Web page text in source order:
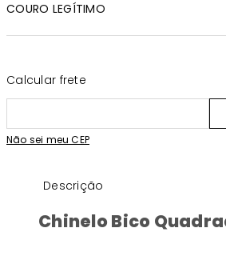
COURO LEGÍTIMO
Calcular frete
Não sei meu CEP
Descrição
Chinelo Bico